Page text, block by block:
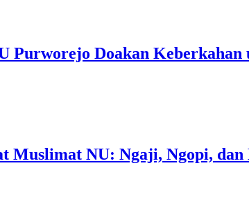
Doakan Keberkahan
Muslimat NU: Ngaji, Ngopi, dan